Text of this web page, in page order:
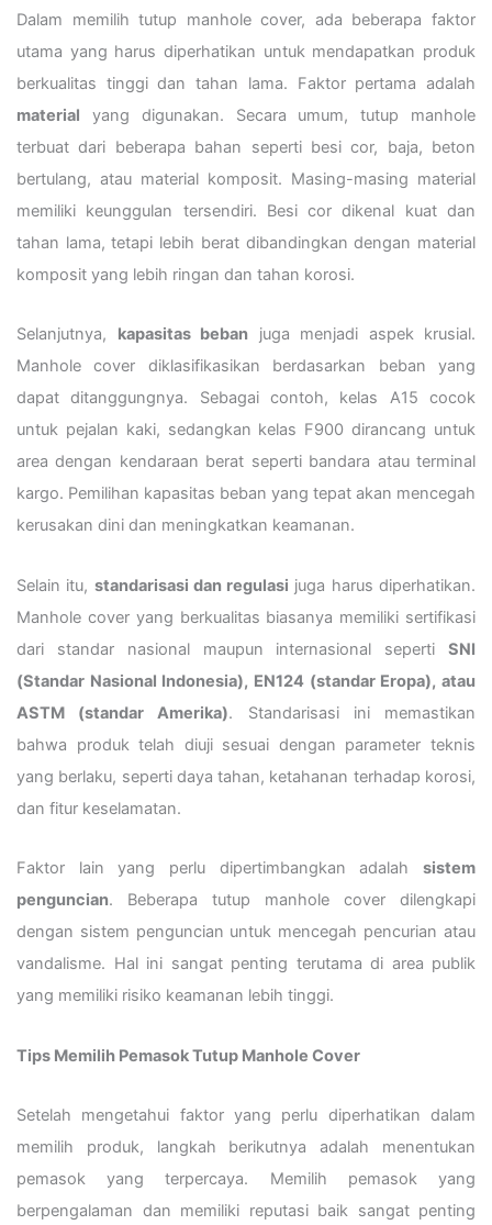
Dalam memilih tutup manhole cover, ada beberapa faktor
utama yang harus diperhatikan untuk mendapatkan produk
berkualitas tinggi dan tahan lama. Faktor pertama adalah
material yang digunakan. Secara umum, tutup manhole
terbuat dari beberapa bahan seperti besi cor, baja, beton
bertulang, atau material komposit. Masing-masing material
memiliki keunggulan tersendiri. Besi cor dikenal kuat dan
tahan lama, tetapi lebih berat dibandingkan dengan material
komposit yang lebih ringan dan tahan korosi.
Selanjutnya, kapasitas beban juga menjadi aspek krusial.
Manhole cover diklasifikasikan berdasarkan beban yang
dapat ditanggungnya. Sebagai contoh, kelas A15 cocok
untuk pejalan kaki, sedangkan kelas F900 dirancang untuk
area dengan kendaraan berat seperti bandara atau terminal
kargo. Pemilihan kapasitas beban yang tepat akan mencegah
kerusakan dini dan meningkatkan keamanan.
Selain itu, standarisasi dan regulasi juga harus diperhatikan.
Manhole cover yang berkualitas biasanya memiliki sertifikasi
dari standar nasional maupun internasional seperti SNI
(Standar Nasional Indonesia), EN124 (standar Eropa), atau
ASTM (standar Amerika). Standarisasi ini memastikan
bahwa produk telah diuji sesuai dengan parameter teknis
yang berlaku, seperti daya tahan, ketahanan terhadap korosi,
dan fitur keselamatan.
Faktor lain yang perlu dipertimbangkan adalah sistem
penguncian. Beberapa tutup manhole cover dilengkapi
dengan sistem penguncian untuk mencegah pencurian atau
vandalisme. Hal ini sangat penting terutama di area publik
yang memiliki risiko keamanan lebih tinggi.
Tips Memilih Pemasok Tutup Manhole Cover
Setelah mengetahui faktor yang perlu diperhatikan dalam
memilih produk, langkah berikutnya adalah menentukan
pemasok yang terpercaya. Memilih pemasok yang
berpengalaman dan memiliki reputasi baik sangat penting